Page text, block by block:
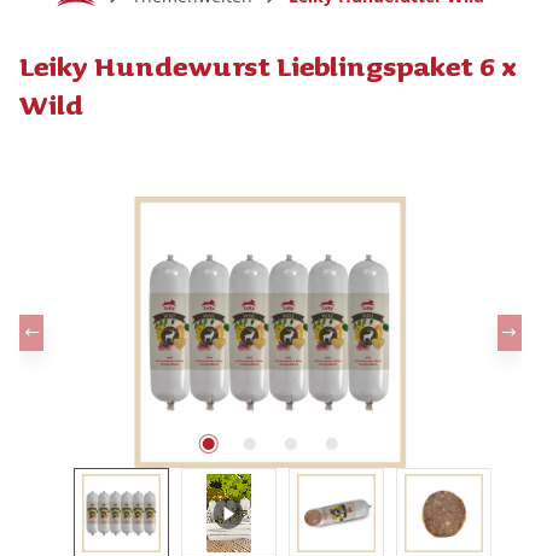
Leiky Hundewurst Lieblingspaket 6 x
Wild
Bildergalerie überspringen